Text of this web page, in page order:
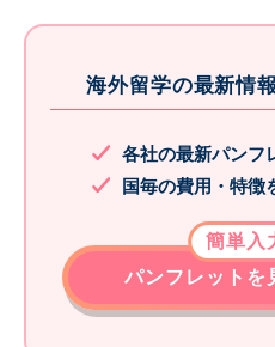
海外留学の最新情
各社の最新パンフ
国毎の費用・特徴
パンフレットを
簡単入